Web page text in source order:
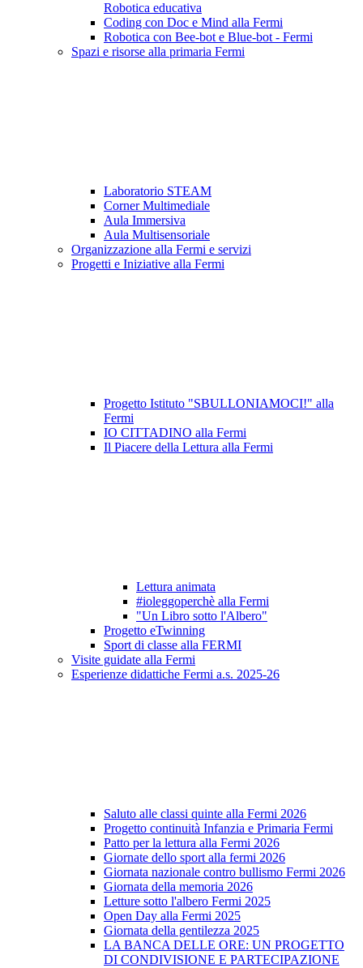
Robotica educativa
Coding con Doc e Mind alla Fermi
Robotica con Bee-bot e Blue-bot - Fermi
Spazi e risorse alla primaria Fermi
Laboratorio STEAM
Corner Multimediale
Aula Immersiva
Aula Multisensoriale
Organizzazione alla Fermi e servizi
Progetti e Iniziative alla Fermi
Progetto Istituto "SBULLONIAMOCI!" alla
Fermi
IO CITTADINO alla Fermi
Il Piacere della Lettura alla Fermi
Lettura animata
#ioleggoperchè alla Fermi
"Un Libro sotto l'Albero"
Progetto eTwinning
Sport di classe alla FERMI
Visite guidate alla Fermi
Esperienze didattiche Fermi a.s. 2025-26
Saluto alle classi quinte alla Fermi 2026
Progetto continuità Infanzia e Primaria Fermi
Patto per la lettura alla Fermi 2026
Giornate dello sport alla fermi 2026
Giornata nazionale contro bullismo Fermi 2026
Giornata della memoria 2026
Letture sotto l'albero Fermi 2025
Open Day alla Fermi 2025
Giornata della gentilezza 2025
LA BANCA DELLE ORE: UN PROGETTO
DI CONDIVISIONE E PARTECIPAZIONE